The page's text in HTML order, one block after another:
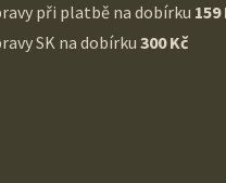
při platbě na dobírku 159
SK na dobírku 300 Kč